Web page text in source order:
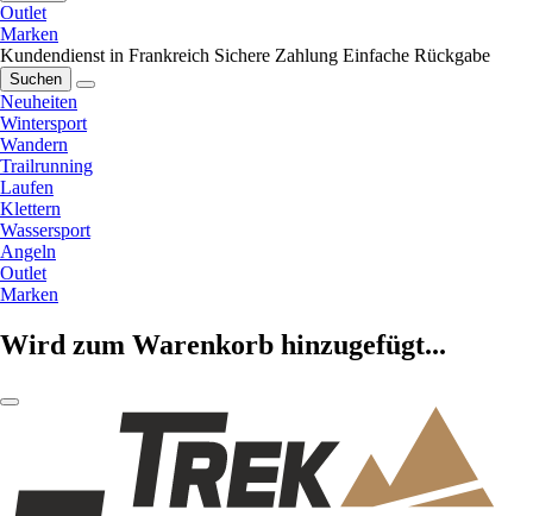
Outlet
Marken
Kundendienst in Frankreich Sichere Zahlung Einfache Rückgabe
Suchen
Neuheiten
Wintersport
Wandern
Trailrunning
Laufen
Klettern
Wassersport
Angeln
Outlet
Marken
Wird zum Warenkorb hinzugefügt...